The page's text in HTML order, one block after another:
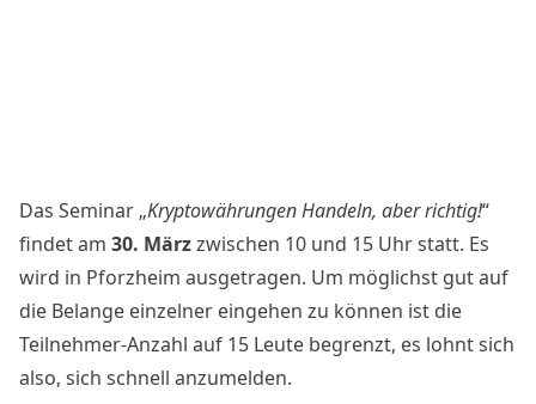
Das Seminar „Kryptowährungen Handeln, aber richtig!“
findet am 30. Märzzwischen 10 und 15 Uhr statt. Es
wird in Pforzheim ausgetragen. Um möglichst gut auf
die Belange einzelner eingehen zu können ist die
Teilnehmer-Anzahl auf 15 Leute begrenzt, es lohnt sich
also, sich schnell anzumelden.